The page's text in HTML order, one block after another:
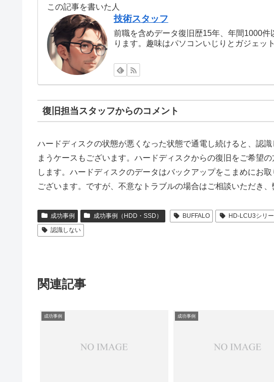
この記事を書いた人
技術スタッフ
前職を含めデータ復旧歴15年、年間1000
ります。趣味はパソコンいじりとガジェッ
復旧担当スタッフからのコメント
ハードディスクの状態が悪くなった状態で通電し続けると、認
まうケースもございます。ハードディスクからの復旧をご希望
します。ハードディスクのデータはバックアップをこまめにお
ございます。ですが、不意なトラブルの場合はご相談いただき、
成功事例 成功事例（HDD・SSD） BUFFALO HD-LCU3シリ
認識しない
関連記事
成功事例 成功事例